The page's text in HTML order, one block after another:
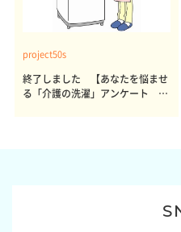
project50s
終了しました 【あなたを悩ませ
る「介護の洗濯」アンケート 体